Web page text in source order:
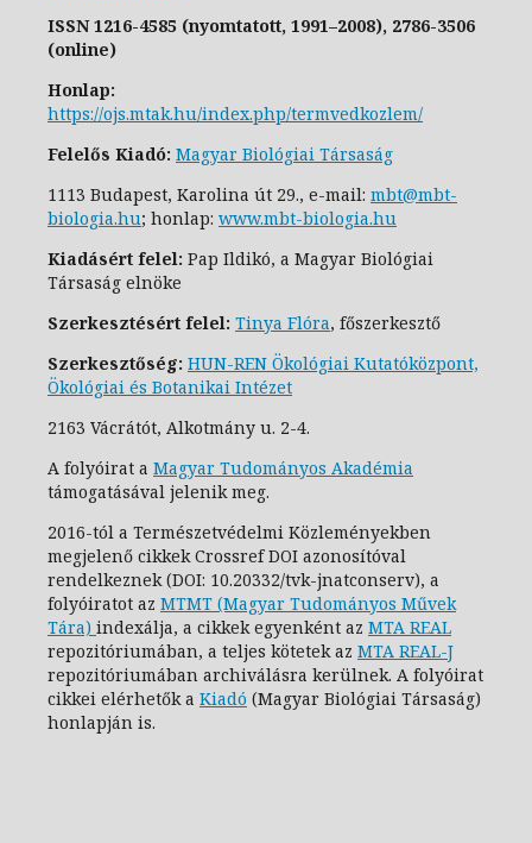
ISSN1216-4585 (nyomtatott, 1991–2008), 2786-3506
(online)
Honlap:
https://ojs.mtak.hu/index.php/termvedkozlem/
Felelős Kiadó: Magyar Biológiai Társaság
1113 Budapest, Karolina út 29., e-mail: mbt@mbt-
biologia.hu; honlap: www.mbt-biologia.hu
Kiadásért felel: Pap Ildikó, a Magyar Biológiai
Társaság elnöke
Szerkesztésért felel: Tinya Flóra, főszerkesztő
Szerkesztőség: HUN-REN Ökológiai Kutatóközpont,
Ökológiai és Botanikai Intézet
2163 Vácrátót, Alkotmány u. 2-4.
A folyóirat a Magyar Tudományos Akadémia
támogatásával jelenik meg.
2016-tól a Természetvédelmi Közleményekben
megjelenő cikkek Crossref DOI azonosítóval
rendelkeznek (DOI: 10.20332/tvk-jnatconserv), a
folyóiratot az MTMT (Magyar Tudományos Művek
Tára) indexálja, a cikkek egyenként az MTA REAL
repozitóriumában, a teljes kötetek az MTA REAL-J
repozitóriumában archiválásra kerülnek. A folyóirat
cikkei elérhetők a Kiadó (Magyar Biológiai Társaság)
honlapján is.